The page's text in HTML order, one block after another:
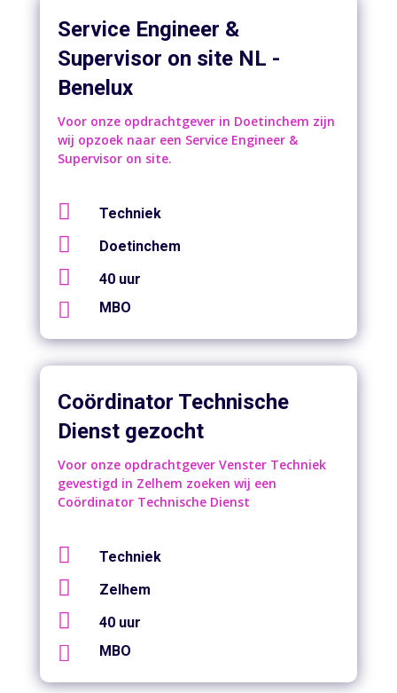
Service Engineer &
Supervisor on site NL -
Benelux
Voor onze opdrachtgever in Doetinchem zijn
wij opzoek naar een Service Engineer &
Supervisor on site.
 Techniek
 Doetinchem
 40 uur
 MBO
Coördinator Technische
Dienst gezocht
Voor onze opdrachtgever Venster Techniek
gevestigd in Zelhem zoeken wij een
Coördinator Technische Dienst
 Techniek
 Zelhem
 40 uur
 MBO